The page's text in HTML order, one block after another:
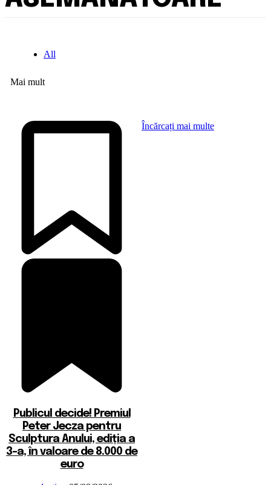
All
Mai mult
Publicul decide! Premiul
Peter Jecza pentru
Sculptura Anului, ediția a
3-a, în valoare de 8.000 de
euro
Încărcați mai multe